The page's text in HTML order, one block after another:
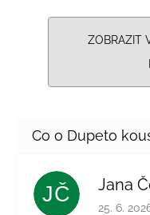
ZOBRAZIT
JČ Jana
25. 6.